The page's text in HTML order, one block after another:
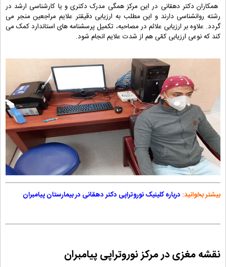
همکاران دکتر دهقانی در این مرکز همگی مدرک دکتری و یا کارشناسی ارشد در
رشته روانشناسی دارند و این مطلب به ارزیابی دقیقتر علایم مراجعین منجر می
گردد. علاوه بر ارزیابی علائم در مصاحبه، تکمیل پرسشنامه های استاندارد کمک می
کند که نوعی ارزیابی کمّی هم از شدت علایم انجام شود.
بیشتر بخوانید: درباره کلینیک نوروتراپی دکتر دهقانی در بیمارستان پیامبران
نقشه مغزی در مرکز نوروتراپی پیامبران